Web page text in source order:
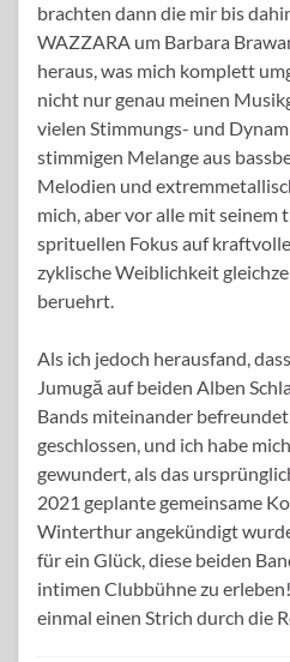
brachten dann die mir bis
WAZZARA um Barbara
heraus, was mich komplett
nicht nur genau meinen
vielen Stimmungs- und
stimmigen Melange aus
Melodien und
mich, aber vor alle mit seinem
sprituellen Fokus auf
zyklische Weiblichkeit
beruehrt.
Als ich jedoch herausfand,
Jumugă auf beiden Alben
Bands miteinander
geschlossen, und ich habe
gewundert, als das
2021 geplante gemeinsame
Winterthur angekündigt
für ein Glück, diese beiden
intimen Clubbühne zu
einmal einen Strich durch die